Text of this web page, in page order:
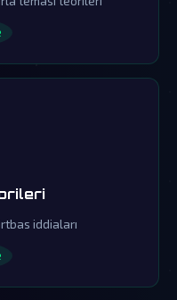
iddiaları